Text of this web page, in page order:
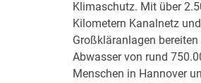
r
*
i
n
Klimaschutz. Mit über
Kilometern Kanalnetz
Großkläranlagen
Abwasser von rund
Menschen in Hannover